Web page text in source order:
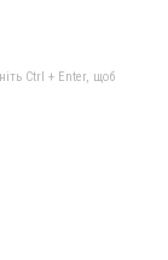
Ctrl + Enter, щоб